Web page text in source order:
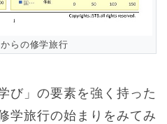
らの修学旅行
び」の要素を強く持った
学旅行の始まりをみてみ